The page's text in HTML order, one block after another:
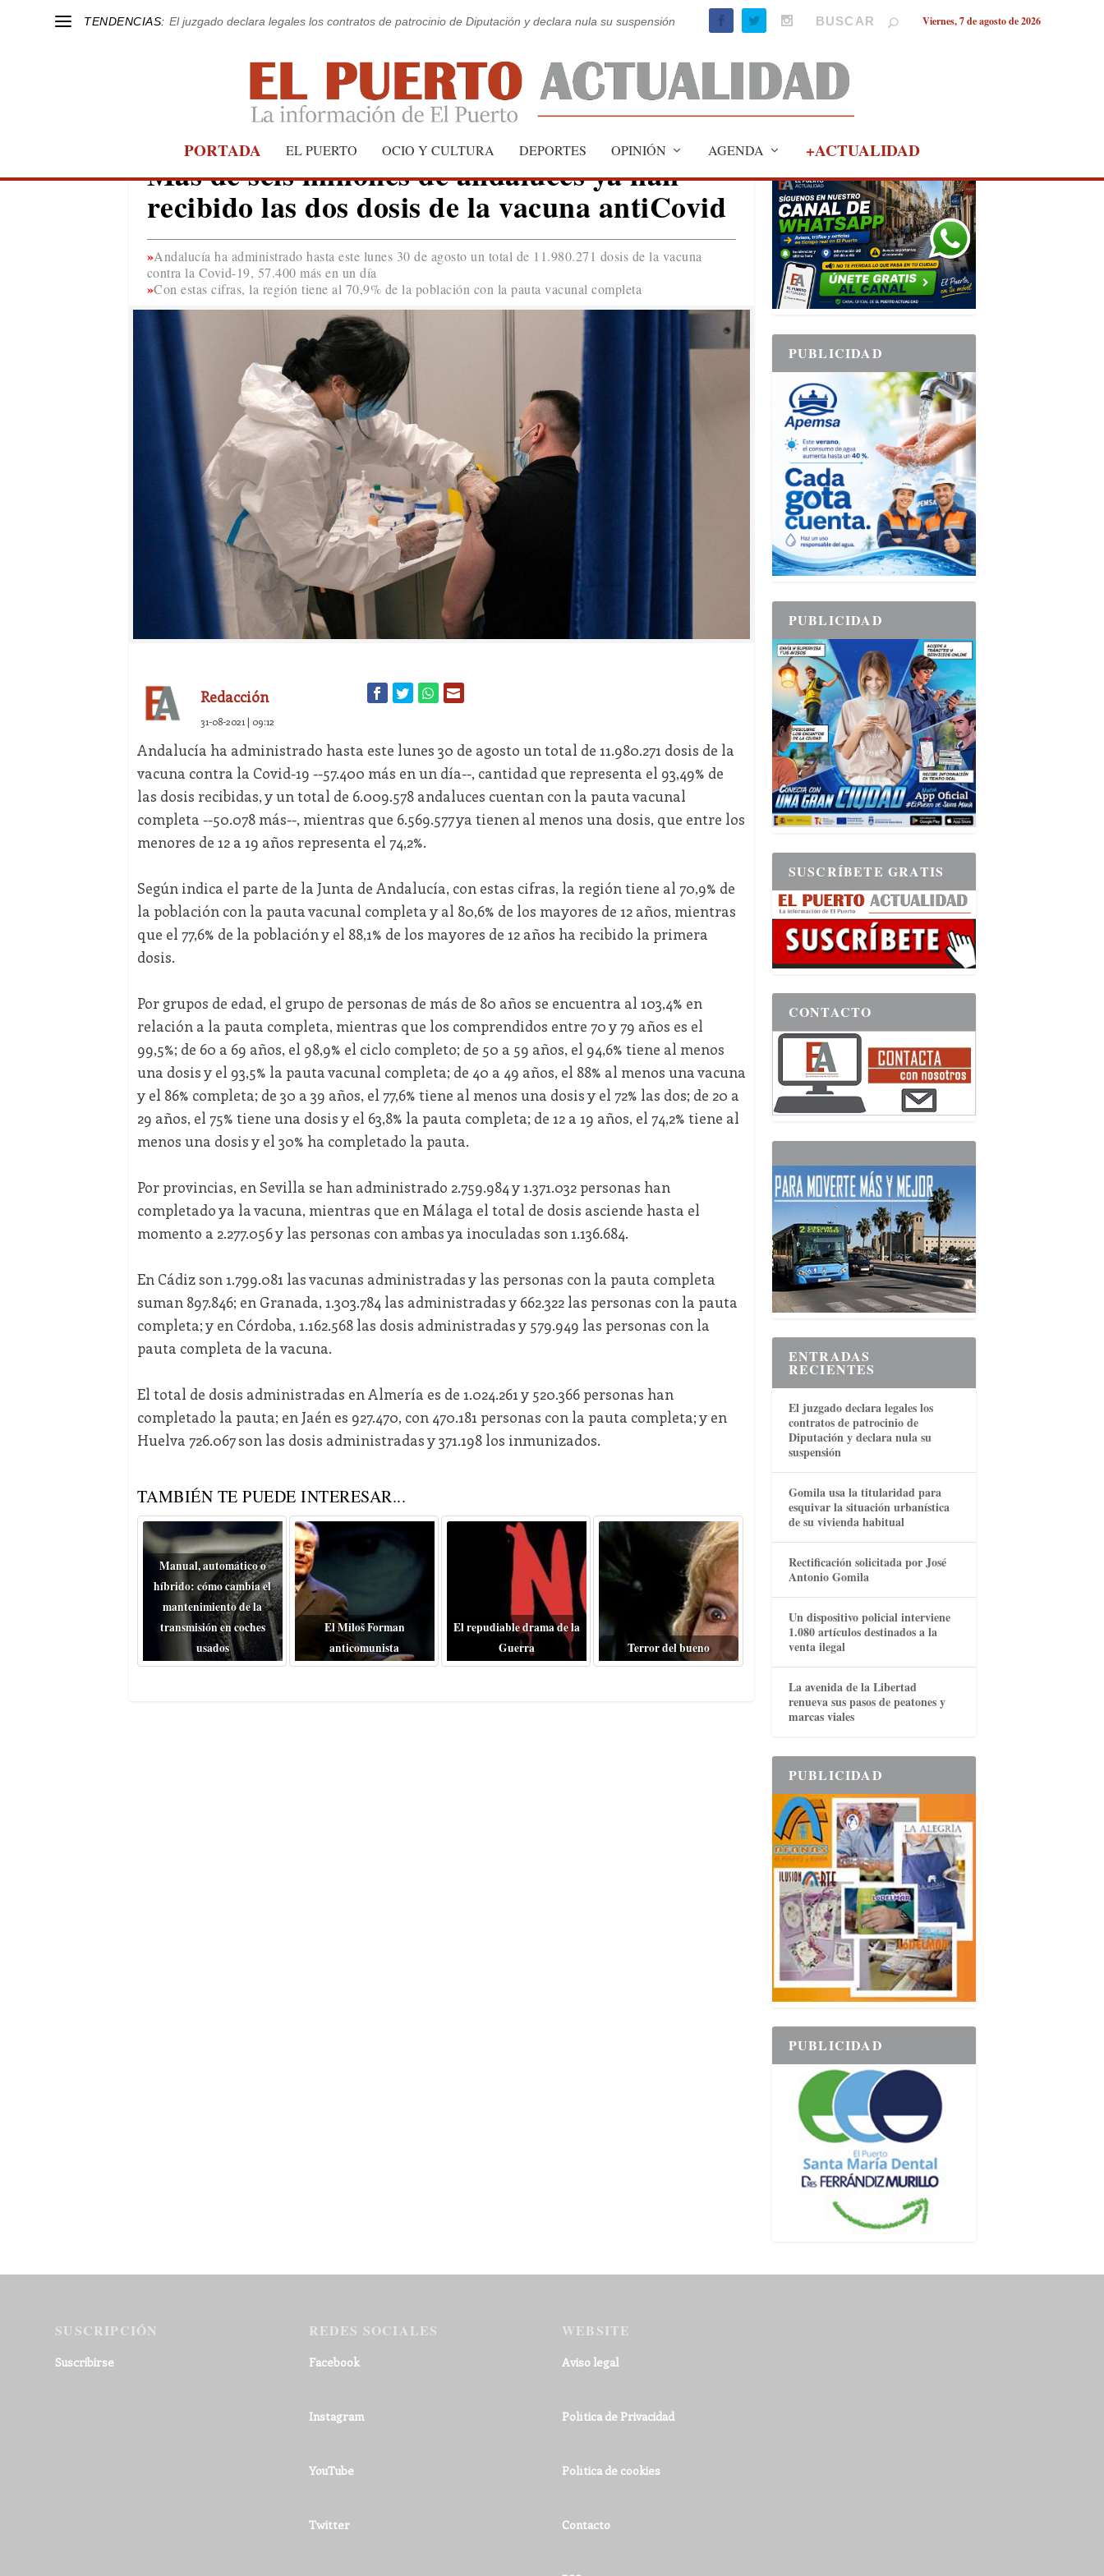
TENDENCIAS: El juzgado declara legales los contratos de patrocinio de Diputación y declara nula su suspensión Viernes, 7 de agosto de 2026
PORTADA EL PUERTO OCIO Y CULTURA DEPORTES OPINIÓN AGENDA +ACTUALIDAD
COVID-19
Más de seis millones de andaluces ya han
recibido las dos dosis de la vacuna antiCovid
Andalucía ha administrado hasta este lunes 30 de agosto un total de 11.980.271 dosis de la vacuna
contra la Covid-19, 57.400 más en un día
Con estas cifras, la región tiene al 70,9% de la población con la pauta vacunal completa
Redacción
31-08-2021 | 09:12
Andalucía ha administrado hasta este lunes 30 de agosto un total de 11.980.271 dosis de la
vacuna contra la Covid-19 --57.400 más en un día--, cantidad que representa el 93,49% de
las dosis recibidas, y un total de 6.009.578 andaluces cuentan con la pauta vacunal
completa --50.078 más--, mientras que 6.569.577 ya tienen al menos una dosis, que entre los
menores de 12 a 19 años representa el 74,2%.
Según indica el parte de la Junta de Andalucía, con estas cifras, la región tiene al 70,9% de
la población con la pauta vacunal completa y al 80,6% de los mayores de 12 años, mientras
que el 77,6% de la población y el 88,1% de los mayores de 12 años ha recibido la primera
dosis.
Por grupos de edad, el grupo de personas de más de 80 años se encuentra al 103,4% en
relación a la pauta completa, mientras que los comprendidos entre 70 y 79 años es el
99,5%; de 60 a 69 años, el 98,9% el ciclo completo; de 50 a 59 años, el 94,6% tiene al menos
una dosis y el 93,5% la pauta vacunal completa; de 40 a 49 años, el 88% al menos una vacuna
y el 86% completa; de 30 a 39 años, el 77,6% tiene al menos una dosis y el 72% las dos; de 20 a
29 años, el 75% tiene una dosis y el 63,8% la pauta completa; de 12 a 19 años, el 74,2% tiene al
menos una dosis y el 30% ha completado la pauta.
Por provincias, en Sevilla se han administrado 2.759.984 y 1.371.032 personas han
completado ya la vacuna, mientras que en Málaga el total de dosis asciende hasta el
momento a 2.277.056 y las personas con ambas ya inoculadas son 1.136.684.
En Cádiz son 1.799.081 las vacunas administradas y las personas con la pauta completa
suman 897.846; en Granada, 1.303.784 las administradas y 662.322 las personas con la pauta
completa; y en Córdoba, 1.162.568 las dosis administradas y 579.949 las personas con la
pauta completa de la vacuna.
El total de dosis administradas en Almería es de 1.024.261 y 520.366 personas han
completado la pauta; en Jaén es 927.470, con 470.181 personas con la pauta completa; y en
Huelva 726.067 son las dosis administradas y 371.198 los inmunizados.
TAMBIÉN TE PUEDE INTERESAR...
Manual, automático o
híbrido: cómo cambia el
mantenimiento de la
transmisión en coches
usados
El Miloš Forman
anticomunista
El repudiable drama de la
Guerra
Terror del bueno
PUBLICIDAD
PUBLICIDAD
PUBLICIDAD
SUSCRÍBETE GRATIS
CONTACTO
ENTRADAS
RECIENTES
El juzgado declara legales los
contratos de patrocinio de
Diputación y declara nula su
suspensión
Gomila usa la titularidad para
esquivar la situación urbanística
de su vivienda habitual
Rectificación solicitada por José
Antonio Gomila
Un dispositivo policial interviene
1.080 artículos destinados a la
venta ilegal
La avenida de la Libertad
renueva sus pasos de peatones y
marcas viales
PUBLICIDAD
PUBLICIDAD
SUSCRIPCIÓN
Suscribirse
REDES SOCIALES
Facebook
Instagram
YouTube
Twitter
WEBSITE
Aviso legal
Política de Privacidad
Política de cookies
Contacto